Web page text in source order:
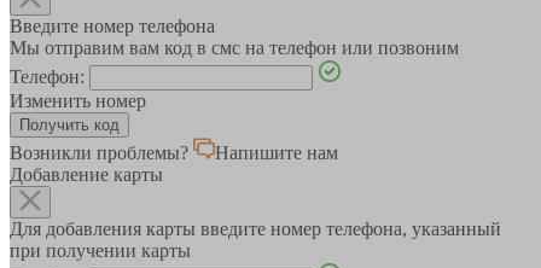
Введите номер телефона
Мы отправим вам код в смс на телефон или позвоним
Телефон:
Изменить номер
Возникли проблемы?
Напишите нам
Добавление карты
Для добавления карты введите номер телефона, указанный
при получении карты